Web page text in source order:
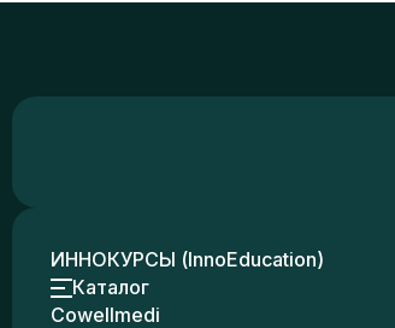
ИННОКУРСЫ (InnoEducation)
Каталог
Cowellmedi